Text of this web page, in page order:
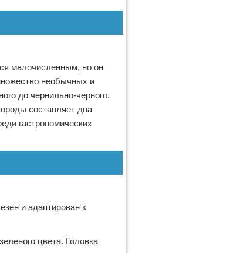
малочисленным, но он
необычных и
до чернильно-черного.
составляет два
гастрономических
и адаптирован к
цвета. Головка